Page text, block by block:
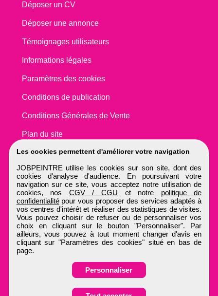
Obtenir ses
Les cookies permettent d'améliorer votre navigation
JOBPEINTRE utilise les cookies sur son site, dont des
cookies d'analyse d'audience. En poursuivant votre
navigation sur ce site, vous acceptez notre utilisation de
cookies, nos CGV / CGU et notre politique de
confidentialitépour vous proposer des services adaptés à
vos centres d'intérêt et réaliser des statistiques de visites.
Vous pouvez choisir de refuser ou de personnaliser vos
choix en cliquant sur le bouton "Personnaliser". Par
ailleurs, vous pouvez à tout moment changer d'avis en
cliquant sur "Paramètres des cookies" situé en bas de
page.
Personnaliser
Déposer un CV
Déposer une annonce
Témoignages utilisateurs
Informations légales
Paramètres des cookies
Conditions de publication
Conditions Générales de Vente
Plan du site